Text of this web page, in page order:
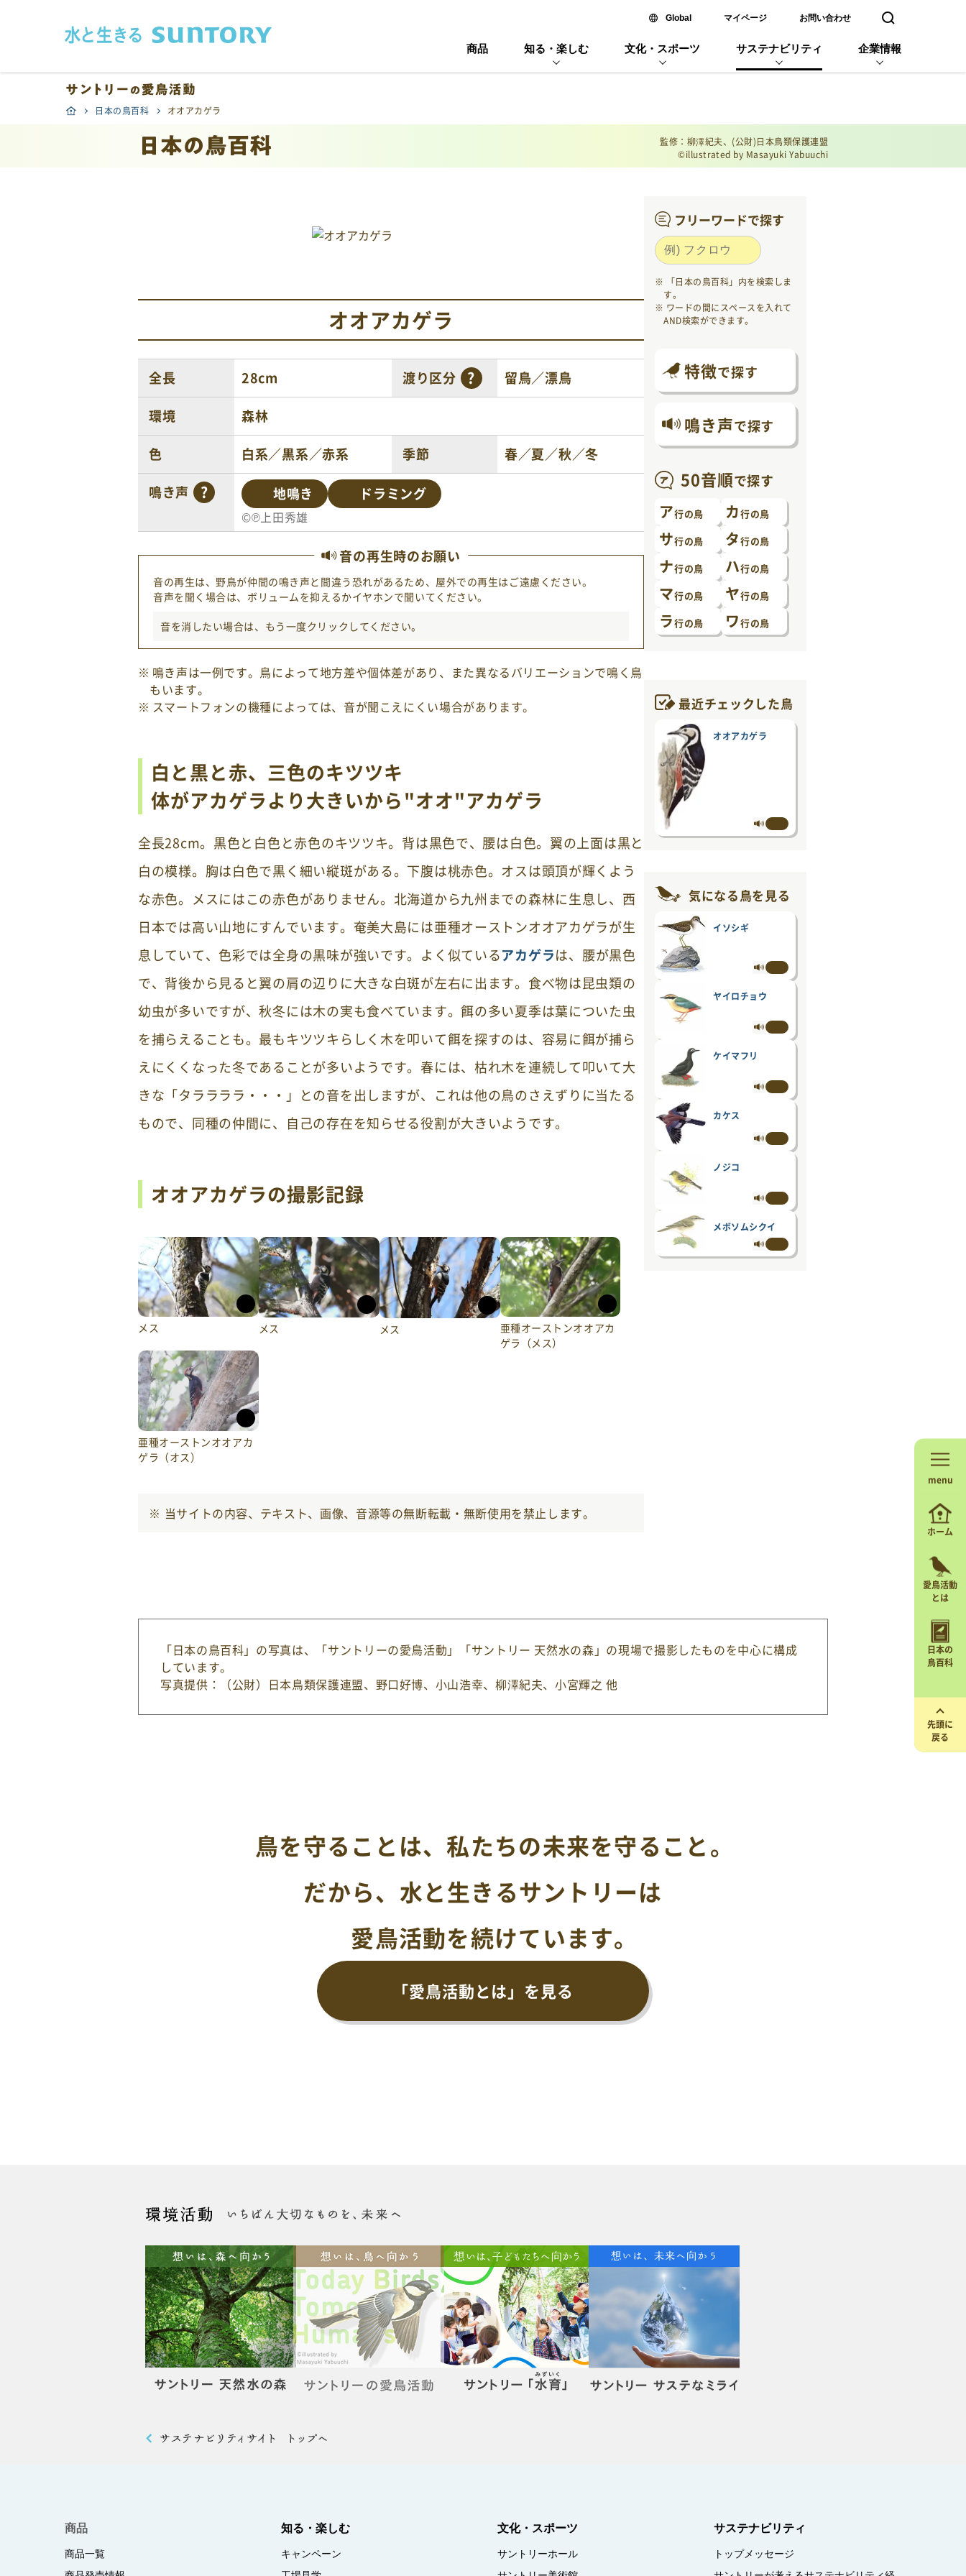
Global新しいウィンドウで開く
マイページ お問い合わせ 検索窓を開く
商品 知る・楽しむ 文化・スポーツ サステナビリティ 企業情報
menu
ホーム
愛鳥活動
とは
日本の
鳥百科
先頭に
戻る
日本の鳥百科 オオアカゲラ
監修：柳澤紀夫、(公財)日本鳥類保護連盟
©illustrated by Masayuki Yabuuchi
オオアカゲラ
全長 28cm 渡り区分
留鳥／漂鳥
環境
森林
色
白系／黒系／赤系 季節
春／夏／秋／冬
鳴き声
地鳴き ドラミング
©℗上田秀雄
音の再生時のお願い
音の再生は、野鳥が仲間の鳴き声と間違う恐れがあるため、屋外での再生はご遠慮ください。
音声を聞く場合は、ボリュームを抑えるかイヤホンで聞いてください。
音を消したい場合は、もう一度クリック してください。
鳴き声は一例です。鳥によって地方差や個体差があり、また異なるバリエーションで鳴く鳥
もいます。
スマートフォンの機種によっては、音が聞こえにくい場合があります。
白と黒と赤、三色のキツツキ
体がアカゲラより大きいから"オオ"アカゲラ
全長28cm。黒色と白色と赤色のキツツキ。背は黒色で、腰は白色。翼の上面は黒と
白の模様。胸は白色で黒く細い縦斑がある。下腹は桃赤色。オスは頭頂が輝くよう
な赤色。メスにはこの赤色がありません。北海道から九州までの森林に生息し、西
日本では高い山地にすんでいます。奄美大島には亜種オーストンオオアカゲラが生
息していて、色彩では全身の黒味が強いです。よく似ているアカゲラは、腰が黒色
で、背後から見ると翼の肩の辺りに大きな白斑が左右に出ます。食べ物は昆虫類の
幼虫が多いですが、秋冬には木の実も食べています。餌の多い夏季は葉についた虫
を捕らえることも。最もキツツキらしく木を叩いて餌を探すのは、容易に餌が捕ら
えにくくなった冬であることが多いようです。春には、枯れ木を連続して叩いて大
きな「タララララ・・・」との音を出しますが、これは他の鳥のさえずりに当たる
もので、同種の仲間に、自己の存在を知らせる役割が大きいようです。
オオアカゲラの撮影記録
メス メス メス
亜種オーストンオオアカ
ゲラ（メス）
亜種オーストンオオアカ
ゲラ（オス）
当サイトの内容、テキスト、画像、音源等の無断転載・無断使用を禁止します。
フリーワードで探す
「日本の鳥百科」内を検索しま
す。
ワードの間にスペースを入れて
AND検索ができます。
特徴で探す
鳴き声で探す
50音順で探す
ア行の鳥 カ行の鳥
サ行の鳥 タ行の鳥
ナ行の鳥 ハ行の鳥
マ行の鳥 ヤ行の鳥
ラ行の鳥 ワ行の鳥
最近チェックした鳥
オオアカゲラ
気になる鳥を見る
イソシギ
ヤイロチョウ
ケイマフリ
カケス
ノジコ
メボソムシクイ
「日本の鳥百科」の写真は、「サントリーの愛鳥活動」「サントリー 天然水の森」の現場で撮影したものを中心に構成
しています。
写真提供：（公財）日本鳥類保護連盟、野口好博、小山浩幸、柳澤紀夫、小宮輝之 他
鳥を守ることは、 私たちの未来を守ること。
だから、水と生きるサントリーは
愛鳥活動を続けています。
「愛鳥活動とは」を見る
商品
商品一覧
知る・楽しむ
キャンペーン
文化・スポーツ
サントリーホール
サステナビリティ
トップメッセージ